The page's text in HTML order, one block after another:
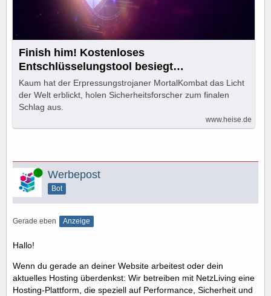
Finish him! Kostenloses
Entschlüsselungstool besiegt
MortalKombat-Ransomware
Kaum hat der Erpressungstrojaner MortalKombat das Licht
der Welt erblickt, holen Sicherheitsforscher zum finalen
Schlag aus.
www.heise.de
Online Werbepost
Bot
Gerade eben Anzeige
Hallo!
Wenn du gerade an deiner Website arbeitest oder dein
aktuelles Hosting überdenkst: Wir betreiben mit NetzLiving eine
Hosting-Plattform, die speziell auf Performance, Sicherheit und